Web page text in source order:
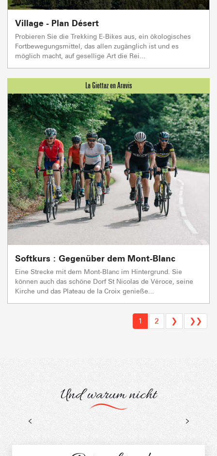
Village - Plan Désert
Probieren Sie die Trekking E-Bikes aus, ein ökologisches
Fortbewegungsmittel, das allen zugänglich ist und es
möglich macht, auf gesellige Art die Rei...
Softkurs : Gegenüber dem Mont-Blanc
Eine Strecke mit dem Mont-Blanc im Hintergrund. Sie
können auch das schöne Dorf St Nicolas de Véroce, seine
Kirche und das Plateau de la Croix genieße...
1 2 ❯ ❯❯
Und warum nicht
Fahrrad